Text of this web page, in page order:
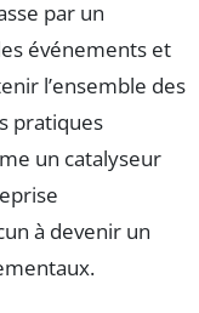
par un
événements et
l’ensemble des
pratiques
un catalyseur
à devenir un